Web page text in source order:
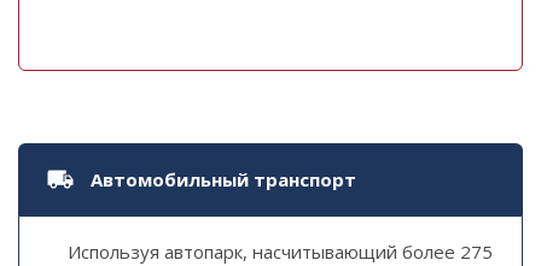
Автомобильный транспорт
Используя автопарк, насчитывающий более 275